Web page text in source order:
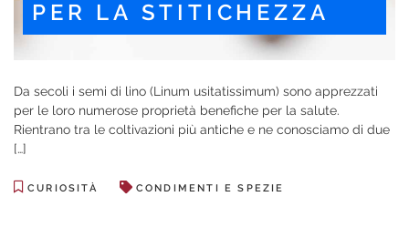
PER LA STITICHEZZA
Da secoli i semi di lino (Linum usitatissimum) sono apprezzati
per le loro numerose proprietà benefiche per la salute.
Rientrano tra le coltivazioni più antiche e ne conosciamo di due
[…]
CURIOSITÀ CONDIMENTI E SPEZIE